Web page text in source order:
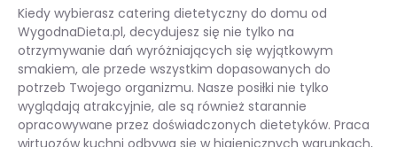
Kiedy wybierasz catering dietetyczny do domu od
WygodnaDieta.pl, decydujesz się nie tylko na
otrzymywanie dań wyróżniających się wyjątkowym
smakiem, ale przede wszystkim dopasowanych do
potrzeb Twojego organizmu. Nasze posiłki nie tylko
wyglądają atrakcyjnie, ale są również starannie
opracowywane przez doświadczonych dietetyków. Praca
wirtuozów kuchni odbywa się w higienicznych warunkach,